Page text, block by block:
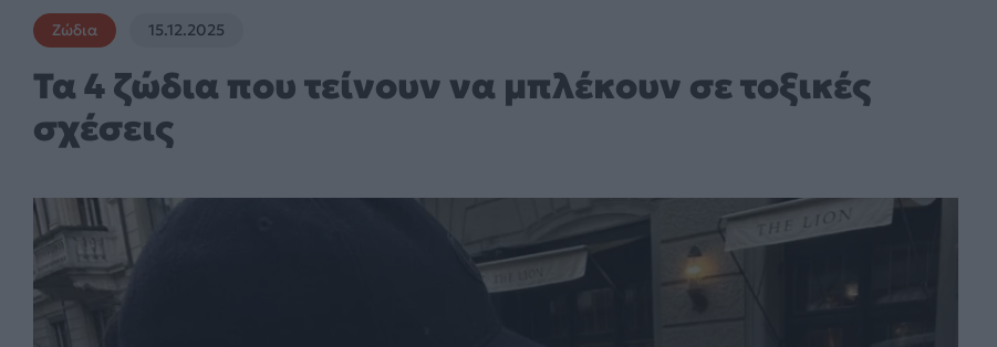
Ζώδια 15.12.2025
Τα 4 ζώδια που τείνουν να μπλέκουν σε τοξικές
σχέσεις